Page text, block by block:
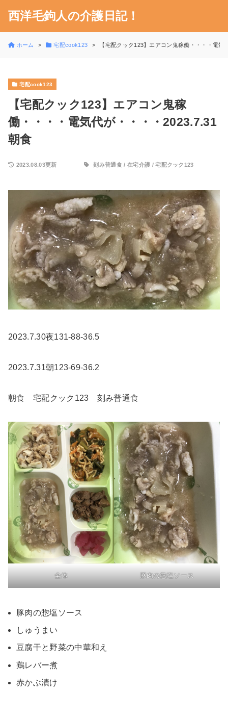
西洋毛鉤人の介護日記！
ホーム 宅配cook123 【宅配クック123】エアコン鬼稼働・・・・電
宅配cook123
【宅配クック123】エアコン鬼稼
働・・・・電気代が・・・・2023.7.31
朝食
2023.08.03更新 刻み普通食/ 在宅介護 /宅配クック123
2023.7.30夜131-88-36.5
2023.7.31朝123-69-36.2
朝食 宅配クック123 刻み普通食
全体 豚肉の惣塩ソース
豚肉の惣塩ソース
しゅうまい
豆腐干と野菜の中華和え
鶏レバー煮
赤かぶ漬け